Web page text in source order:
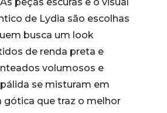
peças escuras e o visual
de Lydia são escolhas
busca um look
de renda preta e
volumosos e
se misturam em
gótica que traz o melhor